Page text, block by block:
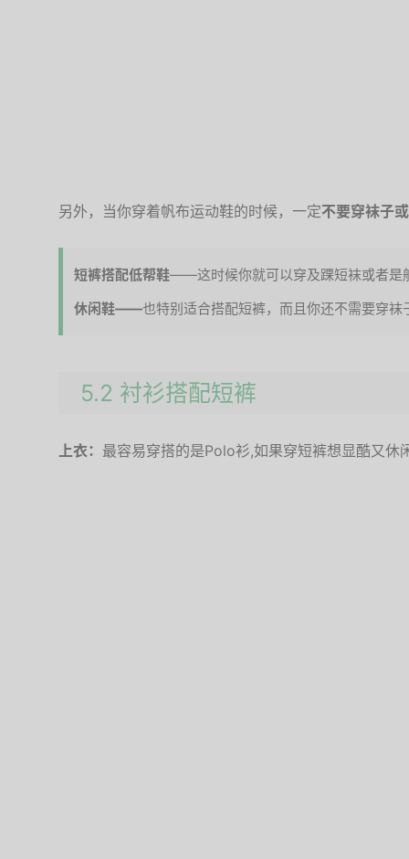
另外，当你穿着帆布运动鞋的时候，一定不要穿袜子
短裤搭配低帮鞋——这时候你就可以穿及踝短袜或者是
休闲鞋——也特别适合搭配短裤，而且你还不需要穿袜
5.2 衬衫搭配短裤
上衣： 最容易穿搭的是Polo衫,如果穿短裤想显酷又休